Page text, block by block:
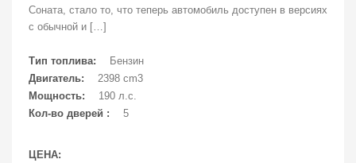
Соната, стало то, что теперь автомобиль доступен в версиях
с обычной и […]
Тип топлива:
Бензин
Двигатель:
2398 cm3
Мощность:
190 л.с.
Кол-во дверей :
5
ЦЕНА: